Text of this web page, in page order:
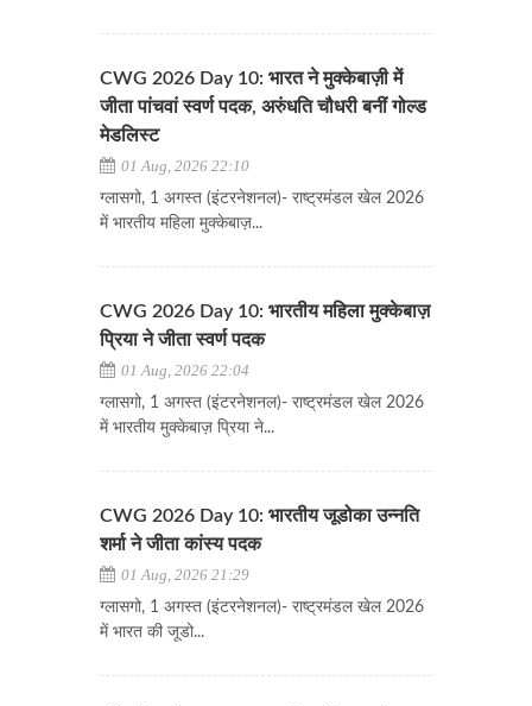
CWG 2026 Day 10: भारत ने मुक्केबाज़ी में
जीता पांचवां स्वर्ण पदक, अरुंधति चौधरी बनीं गोल्ड
मेडलिस्ट
01 Aug, 2026 22:10
ग्लासगो, 1 अगस्त (इंटरनेशनल)- राष्ट्रमंडल खेल 2026
में भारतीय महिला मुक्केबाज़...
CWG 2026 Day 10: भारतीय महिला मुक्केबाज़
प्रिया ने जीता स्वर्ण पदक
01 Aug, 2026 22:04
ग्लासगो, 1 अगस्त (इंटरनेशनल)- राष्ट्रमंडल खेल 2026
में भारतीय मुक्केबाज़ प्रिया ने...
CWG 2026 Day 10: भारतीय जूडोका उन्नति
शर्मा ने जीता कांस्य पदक
01 Aug, 2026 21:29
ग्लासगो, 1 अगस्त (इंटरनेशनल)- राष्ट्रमंडल खेल 2026
में भारत की जूडो...